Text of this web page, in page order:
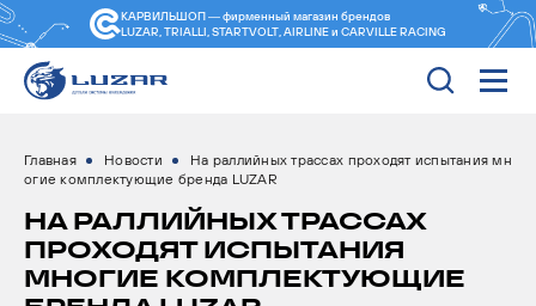
КАРВИЛЬШОП — фирменный магазин брендов
LUZAR, TRIALLI, STARTVOLT, AIRLINE и CARVILLE RACING
Главная Новости
На раллийных трассах проходят испытания мн
огие комплектующие бренда LUZAR
НА РАЛЛИЙНЫХ ТРАССАХ
ПРОХОДЯТ ИСПЫТАНИЯ
МНОГИЕ КОМПЛЕКТУЮЩИЕ